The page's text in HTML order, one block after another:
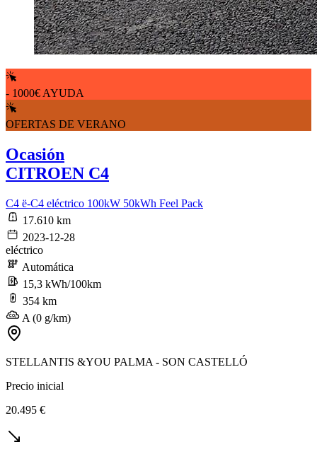
- 1000€ AYUDA
OFERTAS DE VERANO
Ocasión
CITROEN C4
C4 ë-C4 eléctrico 100kW 50kWh Feel Pack
17.610 km
2023-12-28
eléctrico
Automática
15,3 kWh/100km
354 km
A (0 g/km)
STELLANTIS &YOU PALMA - SON CASTELLÓ
Precio inicial
20.495 €